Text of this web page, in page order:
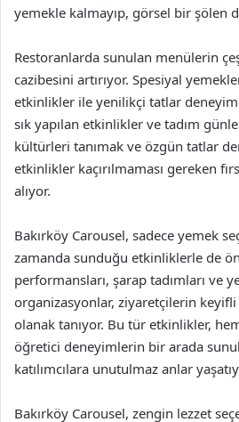
yemekle kalmayıp, görsel bir şölen
Restoranlarda sunulan menülerin
cazibesini artırıyor. Spesiyal
etkinlikler ile yenilikçi tatlar
sık yapılan etkinlikler ve tadım
kültürleri tanımak ve özgün tatlar
etkinlikler kaçırılmaması gereken
alıyor.
Bakırköy Carousel, sadece yemek
zamanda sunduğu etkinliklerle de
performansları, şarap tadımları ve
organizasyonlar, ziyaretçilerin
olanak tanıyor. Bu tür etkinlikler,
öğretici deneyimlerin bir arada
katılımcılara unutulmaz anlar
Bakırköy Carousel, zengin lezzet